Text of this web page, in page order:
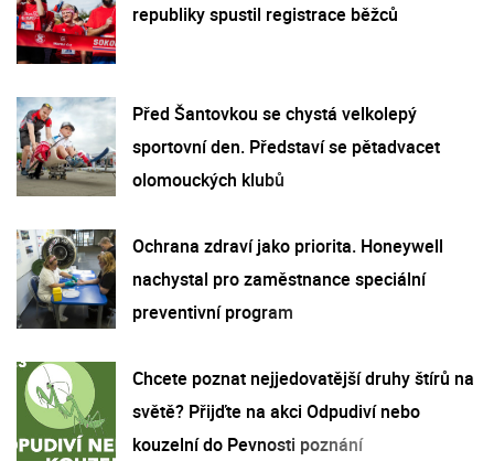
republiky spustil registrace běžců
Před Šantovkou se chystá velkolepý
sportovní den. Představí se pětadvacet
olomouckých klubů
Ochrana zdraví jako priorita. Honeywell
nachystal pro zaměstnance speciální
preventivní program
Chcete poznat nejjedovatější druhy štírů na
světě? Přijďte na akci Odpudiví nebo
kouzelní do Pevnosti poznání